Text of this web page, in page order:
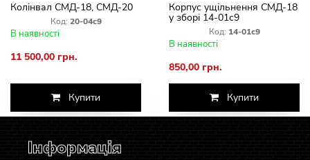
Колінвал СМД-18, СМД-20
Код: 20-04с9
В наявності
11 500,00 грн.
Купити
Корпус ущільнення СМД-18
у зборі 14-01с9
Код: 14-01с9
В наявності
850,00 грн.
Купити
Інформація